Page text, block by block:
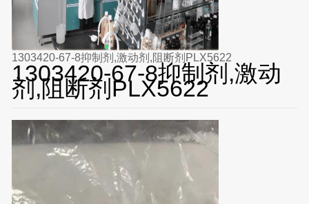
1303420-67-8抑制剂,激动剂,阻断剂PLX5622
1303420-67-8抑制剂,激动
剂,阻断剂PLX5622